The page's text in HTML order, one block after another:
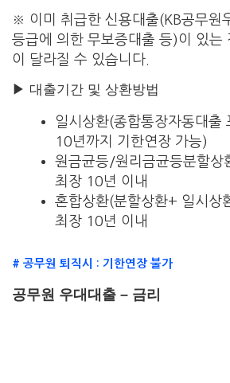
※ 이미 취급한 신용대출(KB공무원
등급에 의한 무보증대출 등)이 있는
이 달라질 수 있습니다.
▶ 대출기간 및 상환방법
일시상환(종합통장자동대출
10년까지 기한연장 가능)
원금균등/원리금균등분할상
최장 10년 이내
혼합상환(분할상환+ 일시상
최장 10년 이내
# 공무원 퇴직시 : 기한연장 불가
공무원 우대대출 – 금리